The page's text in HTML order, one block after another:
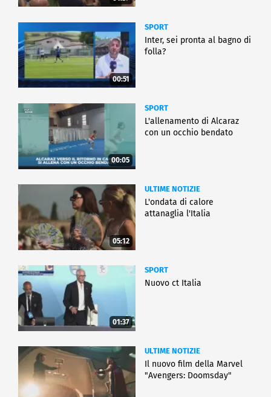
00:51
SPORT
Inter, sei pronta al bagno di
folla?
00:05
SPORT
L'allenamento di Alcaraz
con un occhio bendato
05:12
ULTIME NOTIZIE
L'ondata di calore
attanaglia l'Italia
01:37
SPORT
Nuovo ct Italia
ULTIME NOTIZIE
Il nuovo film della Marvel
"Avengers: Doomsday"